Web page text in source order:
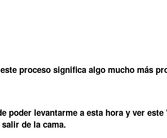
proceso significa algo mucho más
poder levantarme a esta hora y ver
de la cama.